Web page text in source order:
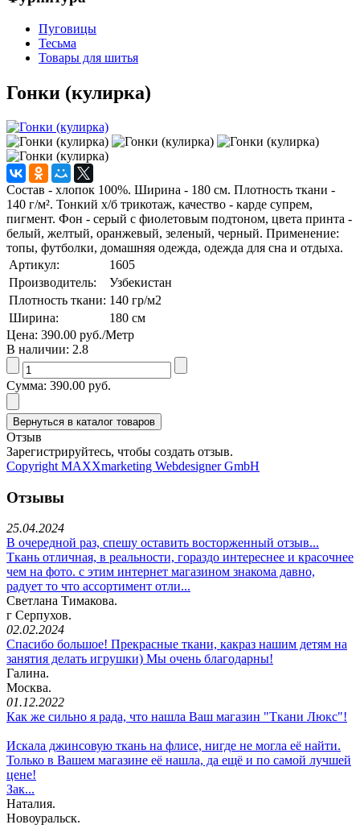
Пуговицы
Тесьма
Товары для шитья
Гонки (кулирка)
Состав - хлопок 100%. Ширина - 180 см. Плотность ткани -
140 г/м². Тонкий х/б трикотаж, качество - карде супрем,
пигмент. Фон - серый с фиолетовым подтоном, цвета принта -
белый, желтый, оранжевый, зеленый, черный. Применение:
топы, футболки, домашняя одежда, одежда для сна и отдыха.
Артикул:
1605
Производитель:
Узбекистан
Плотность ткани: 140 гр/м2
Ширина:
180 см
Цена: 390.00 руб./Метр
В наличии: 2.8
Сумма: 390.00 руб.
Отзыв
Зарегистрируйтесь, чтобы создать отзыв.
Copyright MAXXmarketing Webdesigner GmbH
Отзывы
25.04.2024
В очередной раз, спешу оставить восторженный отзыв...
Ткань отличная, в реальности, гораздо интереснее и красочнее
чем на фото. с этим интернет магазином знакома давно,
радует то что ассортимент отли...
Светлана Тимакова.
г Серпухов.
02.02.2024
Спасибо большое! Прекрасные ткани, какраз нашим детям на
занятия делать игрушки) Мы очень благодарны!
Галина.
Москва.
01.12.2022
Как же сильно я рада, что нашла Ваш магазин "Ткани Люкс"!
Искала джинсовую ткань на флисе, нигде не могла её найти.
Только в Вашем магазине её нашла, да ещё и по самой лучшей
цене!
Зак...
Наталия.
Новоуральск.